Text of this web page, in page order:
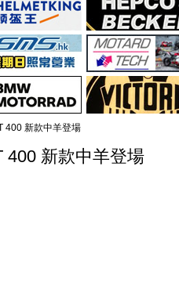
400 新款中羊登場
400 新款中羊登場